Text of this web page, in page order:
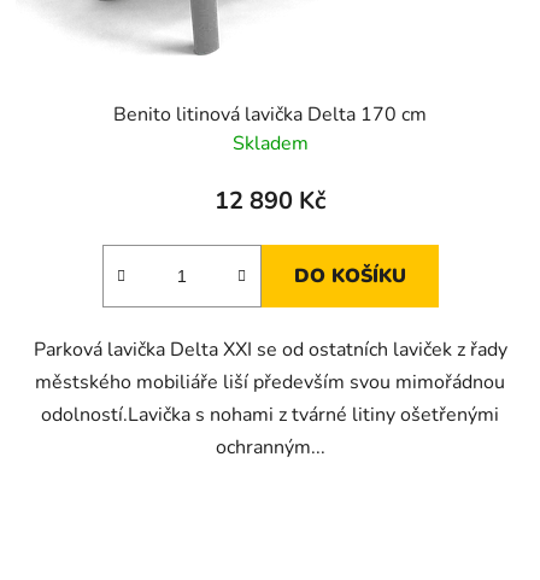
Benito litinová lavička Delta 170 cm
Skladem
12 890 Kč
DO KOŠÍKU
Parková lavička Delta XXI se od ostatních laviček z řady
městského mobiliáře liší především svou mimořádnou
odolností.Lavička s nohami z tvárné litiny ošetřenými
ochranným...